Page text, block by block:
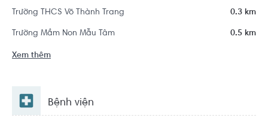
Trường THCS Võ Thành Trang 0.3 km
Trường Mầm Non Mẫu Tâm 0.5 km
Xem thêm
Bệnh viện